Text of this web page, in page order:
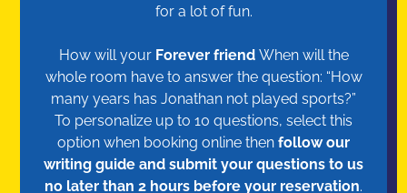
for a lot of fun.
How will your Forever friend When will the
whole room have to answer the question: “How
many years has Jonathan not played sports?”
To personalize up to 10 questions, select this
option when booking online then follow our
writing guide and submit your questions to us
no later than 2 hours before your reservation.